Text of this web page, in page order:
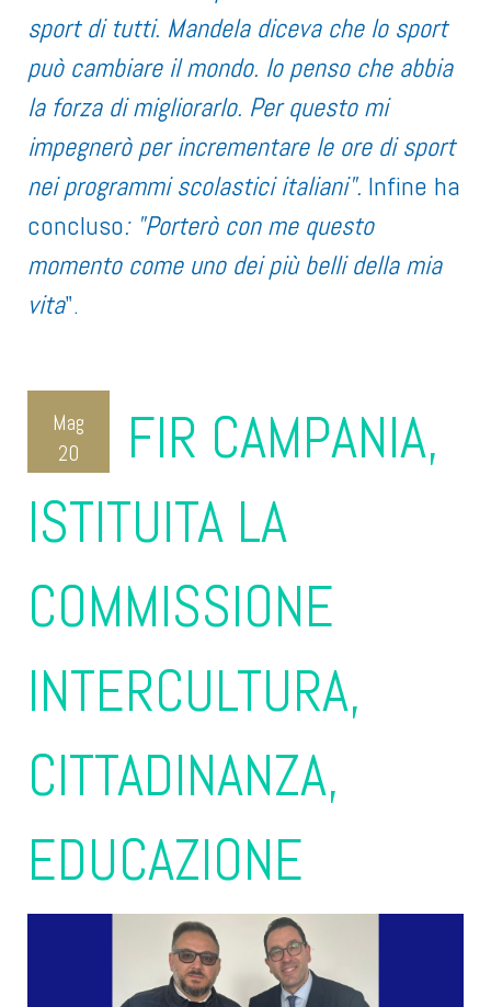
sport di tutti. Mandela diceva che lo sport
può cambiare il mondo. Io penso che abbia
la forza di migliorarlo. Per questo mi
impegnerò per incrementare le ore di sport
nei programmi scolastici italiani". Infine ha
concluso: "Porterò con me questo
momento come uno dei più belli della mia
vita".
Mag
20
FIR CAMPANIA,
ISTITUITA LA
COMMISSIONE
INTERCULTURA,
CITTADINANZA,
EDUCAZIONE